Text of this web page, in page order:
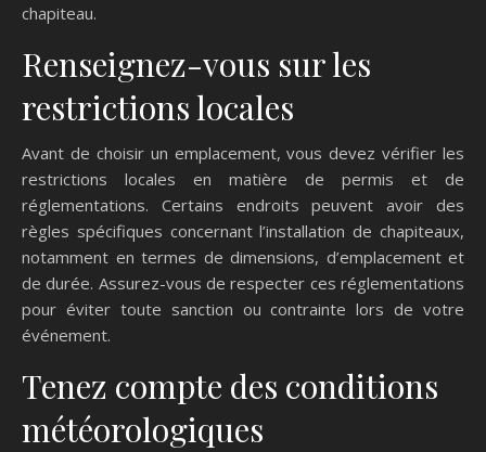
chapiteau.
Renseignez-vous sur les
restrictions locales
Avant de choisir un emplacement, vous devez vérifier les
restrictions locales en matière de permis et de
réglementations. Certains endroits peuvent avoir des
règles spécifiques concernant l’installation de chapiteaux,
notamment en termes de dimensions, d’emplacement et
de durée. Assurez-vous de respecter ces réglementations
pour éviter toute sanction ou contrainte lors de votre
événement.
Tenez compte des conditions
météorologiques